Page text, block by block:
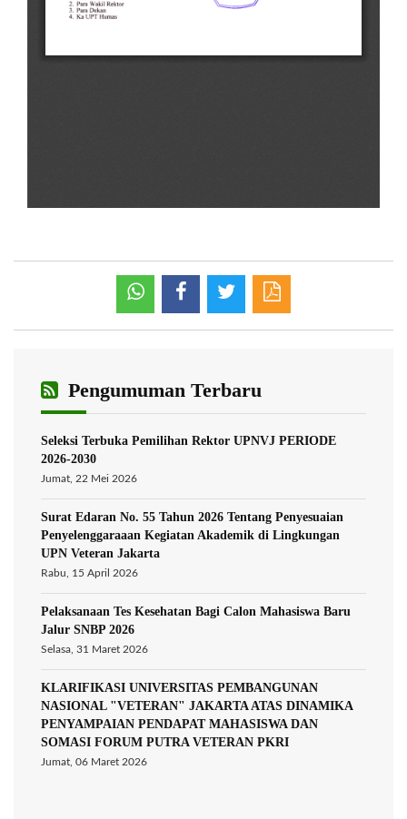
Pengumuman Terbaru
Seleksi Terbuka Pemilihan Rektor UPNVJ PERIODE
2026-2030
Jumat, 22 Mei 2026
Surat Edaran No. 55 Tahun 2026 Tentang Penyesuaian
Penyelenggaraaan Kegiatan Akademik di Lingkungan
UPN Veteran Jakarta
Rabu, 15 April 2026
Pelaksanaan Tes Kesehatan Bagi Calon Mahasiswa Baru
Jalur SNBP 2026
Selasa, 31 Maret 2026
KLARIFIKASI UNIVERSITAS PEMBANGUNAN
NASIONAL "VETERAN" JAKARTA ATAS DINAMIKA
PENYAMPAIAN PENDAPAT MAHASISWA DAN
SOMASI FORUM PUTRA VETERAN PKRI
Jumat, 06 Maret 2026